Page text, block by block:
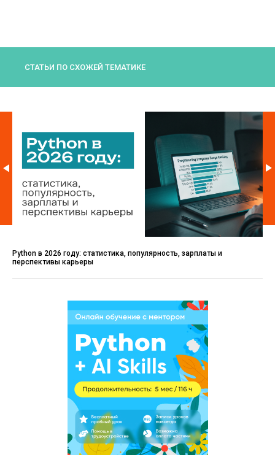
СТАТЬИ ПО СХОЖЕЙ ТЕМАТИКЕ
Python в 2026 году: статистика, популярность, зарплаты и
перспективы карьеры